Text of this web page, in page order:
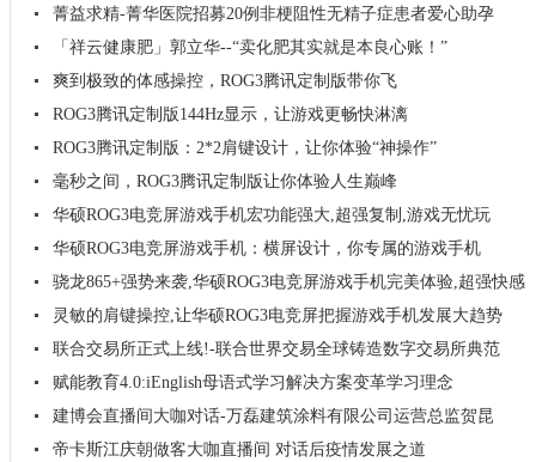
菁益求精-菁华医院招募20例非梗阻性无精子症患者爱心助孕
「祥云健康肥」郭立华--“卖化肥其实就是本良心账！”
爽到极致的体感操控，ROG3腾讯定制版带你飞
ROG3腾讯定制版144Hz显示，让游戏更畅快淋漓
ROG3腾讯定制版：2*2肩键设计，让你体验“神操作”
毫秒之间，ROG3腾讯定制版让你体验人生巅峰
华硕ROG3电竞屏游戏手机宏功能强大,超强复制,游戏无忧玩
华硕ROG3电竞屏游戏手机：横屏设计，你专属的游戏手机
骁龙865+强势来袭,华硕ROG3电竞屏游戏手机完美体验,超强快感
灵敏的肩键操控,让华硕ROG3电竞屏把握游戏手机发展大趋势
联合交易所正式上线!-联合世界交易全球铸造数字交易所典范
赋能教育4.0:iEnglish母语式学习解决方案变革学习理念
建博会直播间大咖对话-万磊建筑涂料有限公司运营总监贺昆
帝卡斯江庆朝做客大咖直播间 对话后疫情发展之道